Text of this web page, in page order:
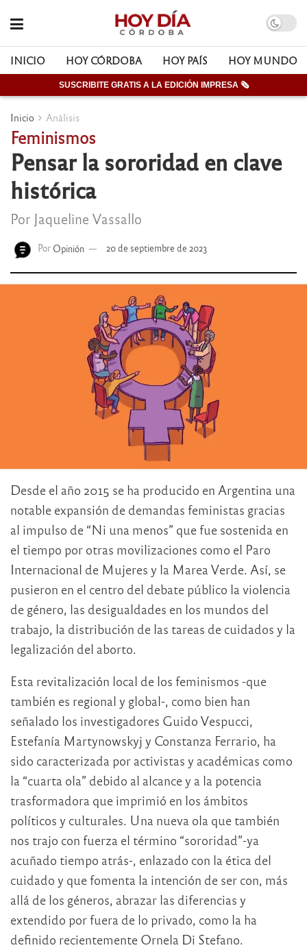
INICIO HOY CÓRDOBA HOY PAÍS HOY MUNDO
SUSCRIBITE GRATIS A LA EDICIÓN IMPRESA 🗞
Inicio Análisis
Feminismos
Pensar la sororidad en clave
histórica
Por Jaqueline Vassallo
Por Opinión 20 de septiembre de 2023
Desde el año 2015 se ha producido en Argentina una
notable expansión de demandas feministas gracias
al impulso de “Ni una menos” que fue sostenida en
el tiempo por otras movilizaciones como el Paro
Internacional de Mujeres y la Marea Verde. Así, se
pusieron en el centro del debate público la violencia
de género, las desigualdades en los mundos del
trabajo, la distribución de las tareas de cuidados y la
legalización del aborto.
Esta revitalización local de los feminismos -que
también es regional y global-, como bien han
señalado los investigadores Guido Vespucci,
Estefanía Martynowskyj y Constanza Ferrario, ha
sido caracterizada por activistas y académicas como
la “cuarta ola” debido al alcance y a la potencia
trasformadora que imprimió en los ámbitos
políticos y culturales. Una nueva ola que también
nos trajo con fuerza el término “sororidad”-ya
acuñado tiempo atrás-, enlazado con la ética del
cuidado y que fomenta la intención de ser con, más
allá de los géneros, abrazar las diferencias y
extendido por fuera de lo privado, como la ha
definido recientemente Ornela Di Stefano.